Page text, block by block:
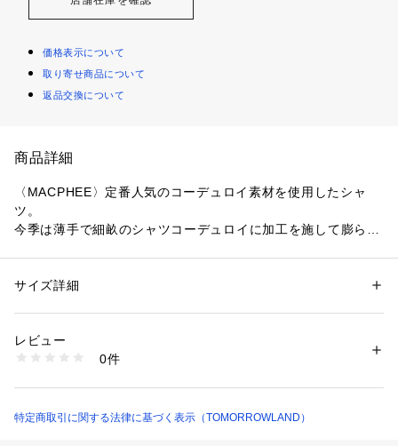
価格表示について
取り寄せ商品について
返品交換について
商品詳細
〈MACPHEE〉定番人気のコーデュロイ素材を使用したシャ
ツ。
今季は薄手で細畝のシャツコーデュロイに加工を施して膨らみ
ドロップショルダーと裾にかけてすとんと落ちるボクシーなシ
羽織りとしても活躍し、ソフトな質感なのでボトムスにタック
インをしてももたつきにくく、さまざまなコーディネートをお
アイテム。
性別：レディース
素材：コットン100％
洗濯：手洗い、漂白不可、タンブル乾燥不可、自然乾燥、アイロン仕上げ
可、ドライ可、ウエットクリーニング可
商品番号：1095000001094 （モール）
サイズ詳細
レビュー
0件
特定商取引に関する法律に基づく表示（TOMORROWLAND）